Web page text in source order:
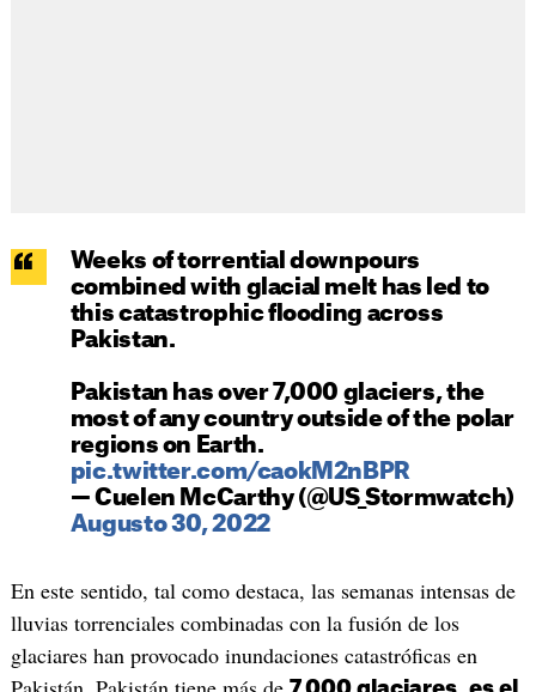
Weeks of torrential downpours
combined with glacial melt has led to
this catastrophic flooding across
Pakistan.
Pakistan has over 7,000 glaciers, the
most of any country outside of the polar
regions on Earth.
pic.twitter.com/caokM2nBPR
— Cuelen McCarthy (@US_Stormwatch)
Augusto 30, 2022
En este sentido, tal como destaca, las semanas intensas de
lluvias torrenciales combinadas con la fusión de los
glaciares han provocado inundaciones catastróficas en